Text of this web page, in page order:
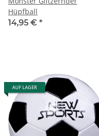
Hüpfball
14,95 € *
AUF LAGER